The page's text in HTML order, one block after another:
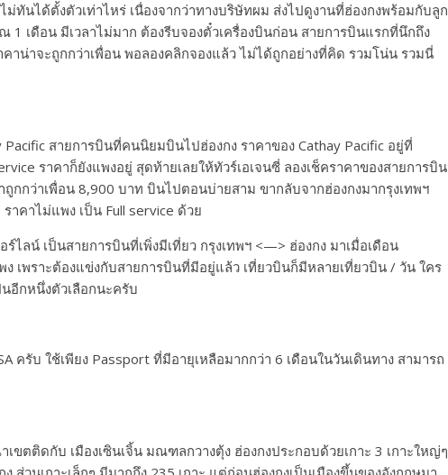
ม่ทันได้ตั้งตัวเท่าไหร่ เนื่องจากว่าทางบริษัทผม ส่งไปดูงานที่ฮ่องกงพร้อมกับลูก
1 เดือน มีเวลาไม่มาก ต้องรีบจองตั๋วเครื่องบินก่อน สายการบินแรกที่นึกถึง
าน่าจะถูกกว่าเพื่อน พอลองคลิกจองแล้ว ไม่ได้ถูกอย่างที่คิด รวมโน่น รวมนี่
Pacific สายการบินที่คนนิยมบินไปฮ่องกง ราคาของ Cathay Pacific อยู่ที่
ราคาก็ยังแพงอยู่ สุดท้ายเลยให้ทัวร์เอเจนซี่ ลองเช็คราคาของสายการบิน
ถูกกว่าเพื่อน 8,900 บาท บินไปตอนบ่ายสาม ขากลับจากฮ่องกงมากรุงเทพฯ
าคาไม่แพง เป็น Full service ด้วย
ไลน์ เป็นสายการบินที่เพิ่งมีเที่ยว กรุงเทพฯ <—> ฮ่องกง มาเมื่อเดือน
เพราะต้องแข่งกับสายการบินที่มีอยู่แล้ว เที่ยวบินก็มีหลายเที่ยวบิน / วัน ใคร
อีกหนึ่งตัวเลือกนะครับ
ครับ ใช้เพียง Passport ที่มีอายุเหลือมากกว่า 6 เดือนในวันเดินทาง สามารถ
ตติดกับ เมืองเซินเจิ้น มณฑลกวางตุ้ง ฮ่องกงประกอบด้วยเกาะ 3 เกาะใหญ่ๆ